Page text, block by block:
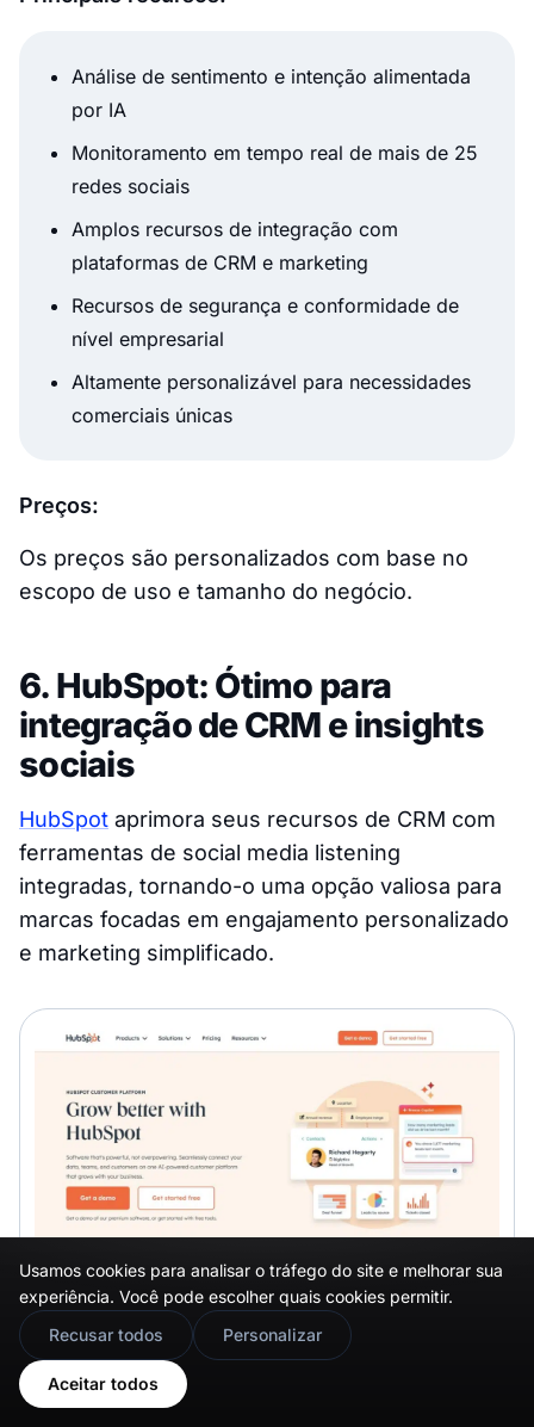
Análise de sentimento e intenção alimentada
por IA
Monitoramento em tempo real de mais de 25
redes sociais
Amplos recursos de integração com
plataformas de CRM e marketing
Recursos de segurança e conformidade de
nível empresarial
Altamente personalizável para necessidades
comerciais únicas
Preços:
Os preços são personalizados com base no
escopo de uso e tamanho do negócio.
6. HubSpot: Ótimo para
integração de CRM e insights
sociais
HubSpot aprimora seus recursos de CRM com
ferramentas de social media listening
integradas, tornando-o uma opção valiosa para
marcas focadas em engajamento personalizado
e marketing simplificado.
Principais recursos:
Usamos cookies para analisar o tráfego do site e melhorar sua
experiência. Você pode escolher quais cookies permitir.
Recusar todos
Personalizar
Aceitar todos
🇬🇧 Would you prefer this site in English?
View in English